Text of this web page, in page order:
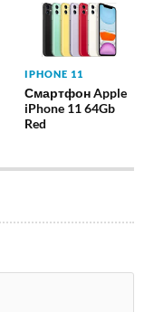
IPHONE 11
Смартфон Apple
iPhone 11 64Gb
Red